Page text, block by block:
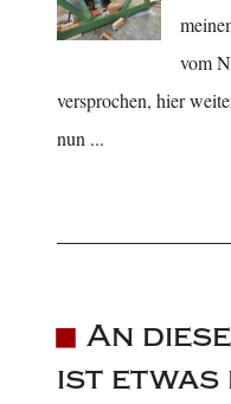
vom
versprochen, hier
nun ...
An
ist